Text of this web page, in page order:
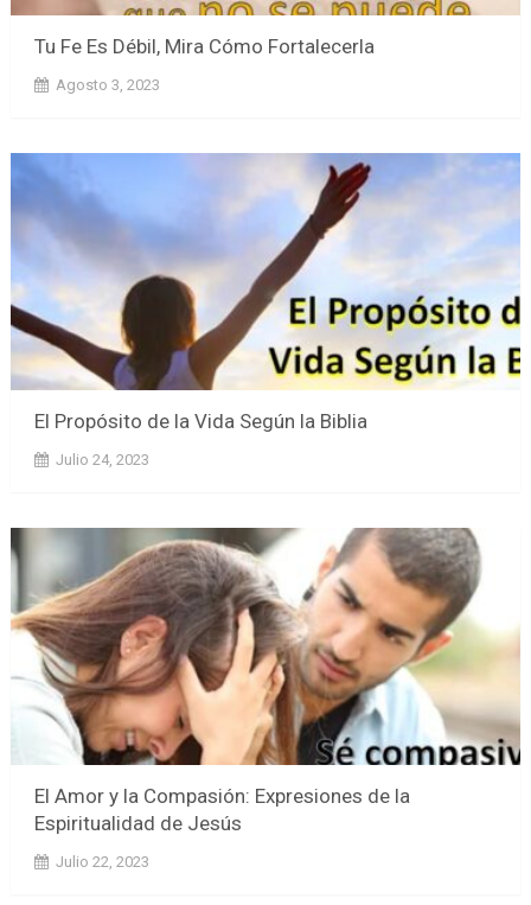
Tu Fe Es Débil, Mira Cómo Fortalecerla
Agosto 3, 2023
El Propósito de la Vida Según la Biblia
Julio 24, 2023
El Amor y la Compasión: Expresiones de la
Espiritualidad de Jesús
Julio 22, 2023